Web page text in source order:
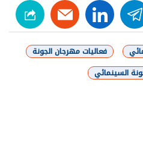
telegram
linkedin
فعاليات مهرجان الجونة
السينمائي